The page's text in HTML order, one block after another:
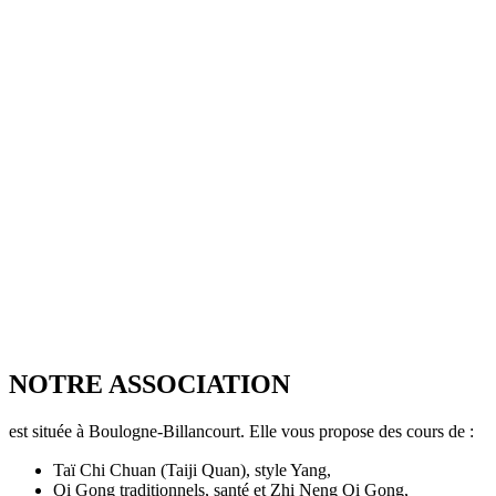
NOTRE ASSOCIATION
est située à Boulogne-Billancourt. Elle vous propose des cours de :
Taï Chi Chuan (Taiji Quan), style Yang,
Qi Gong traditionnels, santé et Zhi Neng Qi Gong,